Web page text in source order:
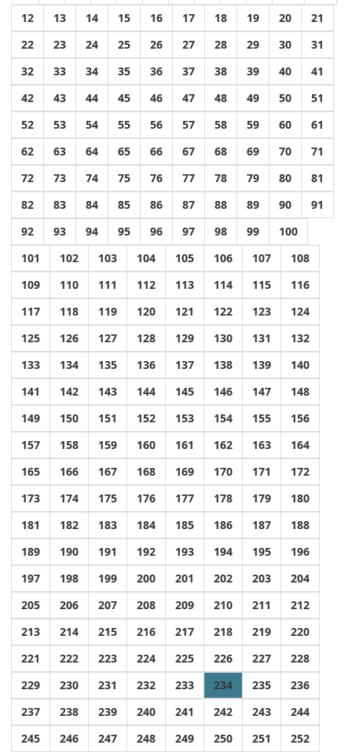
12
13 14 15 16 17 18 19 20
21
22
23 24 25 26 27 28 29 30
31
32
33 34 35 36 37 38 39 40
41
42
43 44 45 46 47 48 49 50
51
52
53 54 55 56 57 58 59 60
61
62
63 64 65 66 67 68 69 70
71
72
73 74 75 76 77 78 79 80
81
82
83 84 85 86 87 88 89 90
91
92
93 94 95 96 97 98 99
100
101
102 103 104 105 106 107
108
109
110 111 112 113 114 115
116
117
118 119 120 121 122 123
124
125
126 127 128 129 130 131
132
133
134 135 136 137 138 139
140
141
142 143 144 145 146 147
148
149
150 151 152 153 154 155
156
157
158 159 160 161 162 163
164
165
166 167 168 169 170 171
172
173
174 175 176 177 178 179
180
181
182 183 184 185 186 187
188
189
190 191 192 193 194 195
196
197
198 199 200 201 202 203
204
205
206 207 208 209 210 211
212
213
214 215 216 217 218 219
220
221
222 223 224 225 226 227
228
229
230 231 232 233 234 235
236
237
238 239 240 241 242 243
244
245
246 247 248 249 250 251 252